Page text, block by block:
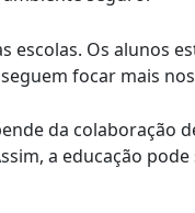
escolas. Os alunos
focar mais
da colaboração
a educação